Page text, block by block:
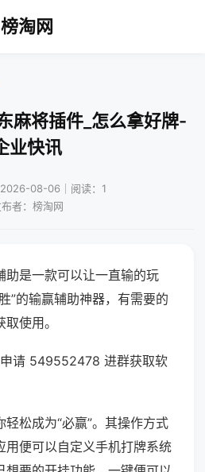
榜淘网
麻将插件_怎么拿好牌-
业快讯
08-06｜阅读：1
布者：榜淘网
助是一款可以让一直输的玩
”的输赢辅助神器，有需要的
使用。
请 549552478 进群获取软
松成为“必赢”。其操作方式
用便可以自定义手机打牌系统